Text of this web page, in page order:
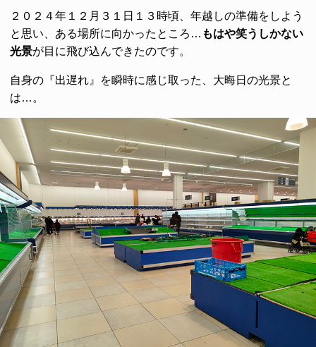
２０２４年１２月３１日１３時頃、年越しの準備をしよう
と思い、ある場所に向かったところ… もはや笑うしかない
光景が目に飛び込んできたのです。
自身の『出遅れ』を瞬時に感じ取った、大晦日の光景と
は…。